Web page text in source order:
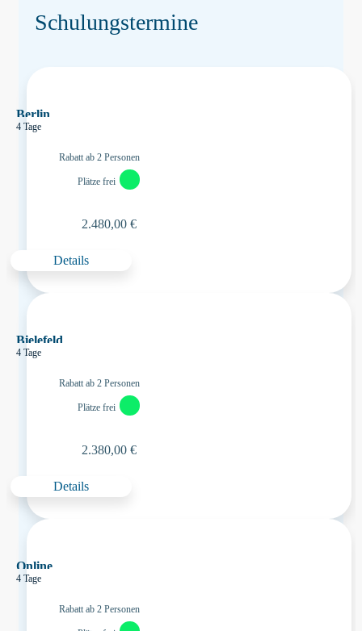
Schulungstermine
Berlin
4 Tage
Rabatt ab 2 Personen
Plätze frei
2.480,00 €
Details
Bielefeld
4 Tage
Rabatt ab 2 Personen
Plätze frei
2.380,00 €
Details
Online
4 Tage
Rabatt ab 2 Personen